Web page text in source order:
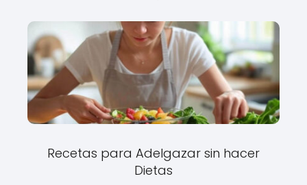
Recetas para Adelgazar sin hacer
Dietas